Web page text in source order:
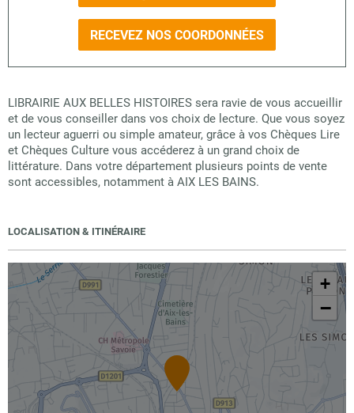
RECEVEZ NOS COORDONNÉES
LIBRAIRIE AUX BELLES HISTOIRES sera ravie de vous accueillir
et de vous conseiller dans vos choix de lecture. Que vous soyez
un lecteur aguerri ou simple amateur, grâce à vos Chèques Lire
et Chèques Culture vous accéderez à un grand choix de
littérature. Dans votre département plusieurs points de vente
sont accessibles, notamment à AIX LES BAINS.
LOCALISATION & ITINÉRAIRE
+
−